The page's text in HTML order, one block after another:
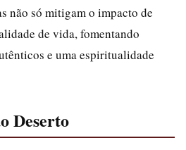
não só mitigam o impacto de
de vida, fomentando
e uma espiritualidade
Deserto